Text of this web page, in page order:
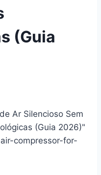
(Guia
Ar Silencioso Sem
(Guia 2026)"
compressor-for-